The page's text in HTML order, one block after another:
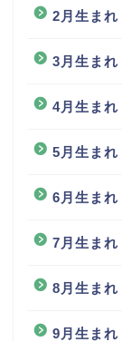
2月生まれ
3月生まれ
4月生まれ
5月生まれ
6月生まれ
7月生まれ
8月生まれ
9月生まれ